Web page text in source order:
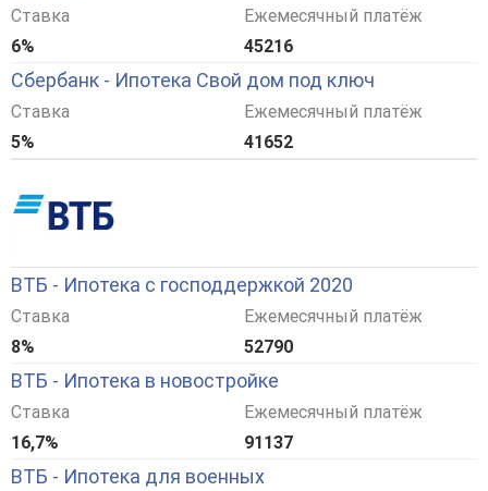
Ставка
6%
Ежемесячный платёж
45216
Сбербанк - Ипотека Свой дом под ключ
Ставка
5%
Ежемесячный платёж
41652
ВТБ - Ипотека с господдержкой 2020
Ставка
8%
Ежемесячный платёж
52790
ВТБ - Ипотека в новостройке
Ставка
16,7%
Ежемесячный платёж
91137
ВТБ - Ипотека для военных